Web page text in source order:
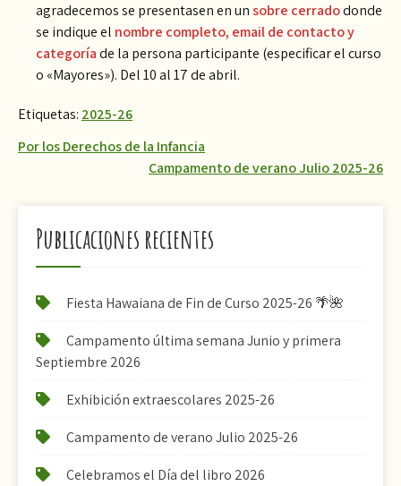
agradecemos se presentasen en unsobre cerradodonde
se indique el nombre completo, email de contacto y
categoríade la persona participante (especificar el curso
o «Mayores»). Del 10 al 17 de abril.
Etiquetas: 2025-26
Navegación
entradas
Por los Derechos de la Infancia
Campamento de verano Julio 2025-26
Publicaciones recientes
Fiesta Hawaiana de Fin de Curso 2025-26 🌴🌺
Campamento última semana Junio y primera
Septiembre 2026
Exhibición extraescolares 2025-26
Campamento de verano Julio 2025-26
Celebramos el Día del libro 2026